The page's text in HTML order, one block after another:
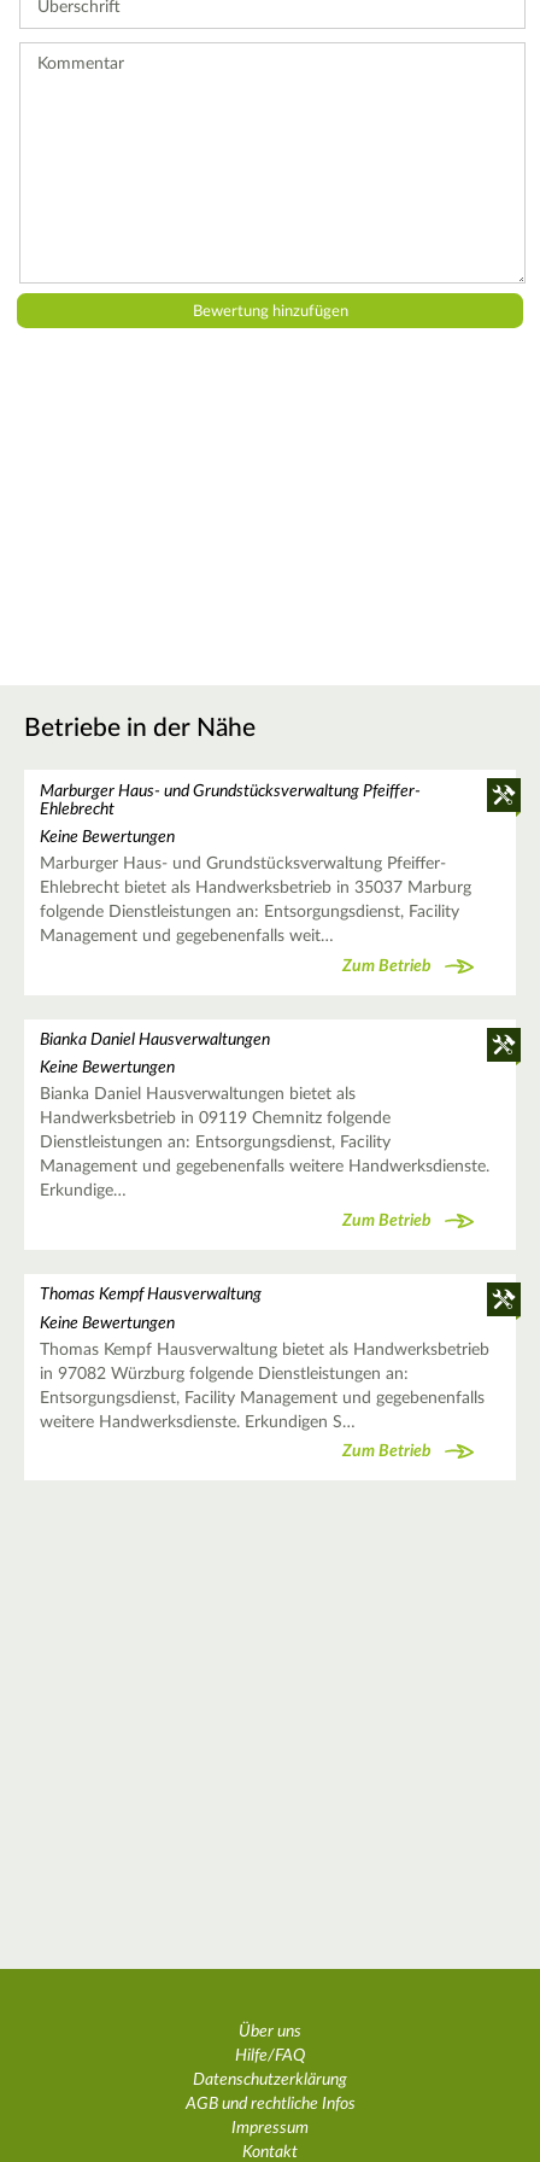
Betriebe in der Nähe
Marburger Haus- und Grundstücksverwaltung Pfeiffer-
Ehlebrecht
Keine Bewertungen
Marburger Haus- und Grundstücksverwaltung Pfeiffer-
Ehlebrecht bietet als Handwerksbetrieb in 35037 Marburg
folgende Dienstleistungen an: Entsorgungsdienst, Facility
Management und gegebenenfalls weit…
Zum Betrieb
Bianka Daniel Hausverwaltungen
Keine Bewertungen
Bianka Daniel Hausverwaltungen bietet als
Handwerksbetrieb in 09119 Chemnitz folgende
Dienstleistungen an: Entsorgungsdienst, Facility
Management und gegebenenfalls weitere Handwerksdienste.
Erkundige…
Zum Betrieb
Thomas Kempf Hausverwaltung
Keine Bewertungen
Thomas Kempf Hausverwaltung bietet als Handwerksbetrieb
in 97082 Würzburg folgende Dienstleistungen an:
Entsorgungsdienst, Facility Management und gegebenenfalls
weitere Handwerksdienste. Erkundigen S…
Zum Betrieb
Über uns
Hilfe/FAQ
Datenschutzerklärung
AGB und rechtliche Infos
Impressum
Kontakt